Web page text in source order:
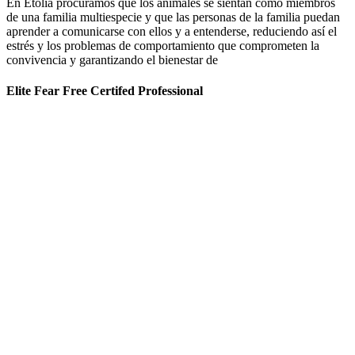
En Etolia procuramos que los animales se sientan como miembros
de una familia multiespecie y que las personas de la familia puedan
aprender a comunicarse con ellos y a entenderse, reduciendo así el
estrés y los problemas de comportamiento que comprometen la
convivencia y garantizando el bienestar de
Elite Fear Free Certifed Professional